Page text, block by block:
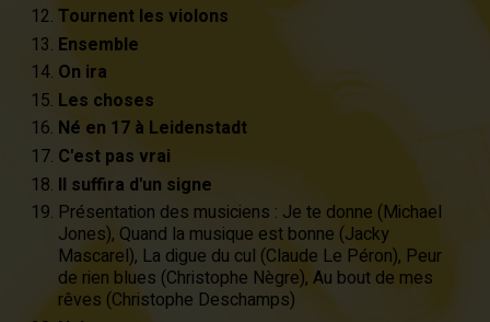
Tournent les violons
Ensemble
On ira
Les choses
Né en 17 à Leidenstadt
C'est pas vrai
Il suffira d'un signe
Présentation des musiciens : Je te donne (Michael
Jones), Quand la musique est bonne (Jacky
Mascarel), La digue du cul (Claude Le Péron), Peur
de rien blues (Christophe Nègre), Au bout de mes
rêves (Christophe Deschamps)